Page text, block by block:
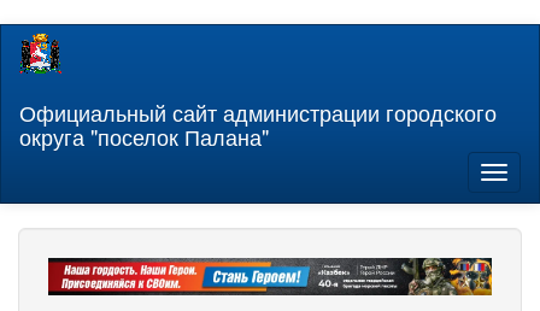
Перейти
содержанию
Официальный сайт администрации городского
округа "поселок Палана"